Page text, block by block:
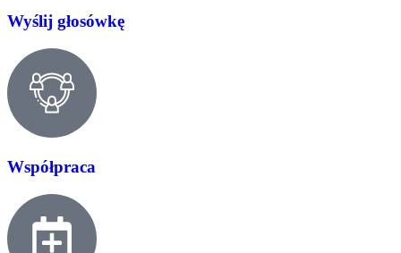
Wyślij głosówkę
Współpraca